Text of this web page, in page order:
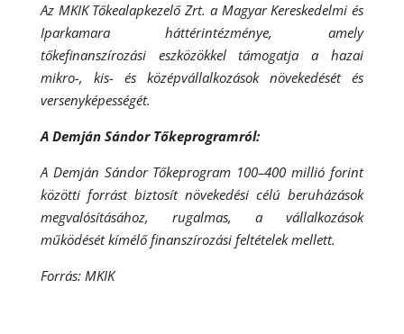
Az MKIK Tőkealapkezelő Zrt. a Magyar Kereskedelmi és
Iparkamara háttérintézménye, amely
tőkefinanszírozási eszközökkel támogatja a hazai
mikro-, kis- és középvállalkozások növekedését és
versenyképességét.
A Demján Sándor Tőkeprogramról:
A Demján Sándor Tőkeprogram 100–400 millió forint
közötti forrást biztosít növekedési célú beruházások
megvalósításához, rugalmas, a vállalkozások
működését kímélő finanszírozási feltételek mellett.
Forrás: MKIK